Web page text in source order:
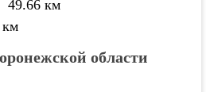
49.66 км
км
области